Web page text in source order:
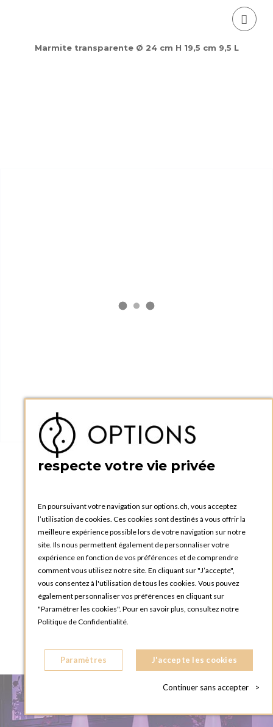
Marmite transparente Ø 24 cm H 19,5 cm 9,5 L
respecte votre vie privée
En poursuivant votre navigation sur options.ch, vous acceptez
l’utilisation de cookies. Ces cookies sont destinés à vous offrir la
meilleure expérience possible lors de votre navigation sur notre
site. Ils nous permettent également de personnaliser votre
expérience en fonction de vos préférences et de comprendre
comment vous utilisez notre site. En cliquant sur "J’accepte",
vous consentez à l'utilisation de tous les cookies. Vous pouvez
également personnaliser vos préférences en cliquant sur
"Paramétrer les cookies". Pour en savoir plus, consultez notre
Politique de Confidentialité.
Paramètres J'accepte les cookies
Continuer sans accepter >